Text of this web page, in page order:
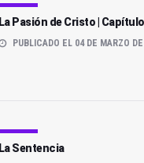
La Pasión de Cristo |
PUBLICADO EL 04 DE MARZO
La Sentencia